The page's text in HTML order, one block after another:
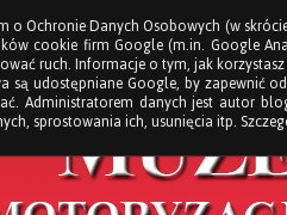
o Ochronie Danych Osobowych (w
cookie firm Google (m.in. Google
ruch. Informacje o tym, jak
są udostępniane Google, by zapewnić
Administratorem danych jest autor
sprostowania ich, usunięcia itp.